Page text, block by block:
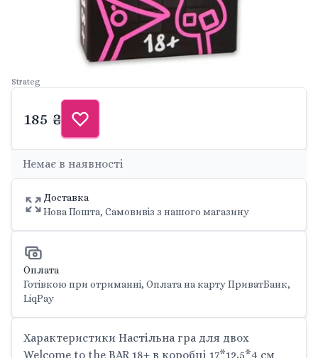
Strateg
185 ₴
Немає в наявності
Доставка
Нова Пошта, Самовивіз з нашого магазину
Оплата
Готівкою при отриманні, Оплата на карту ПриватБанк,
LiqPay
Характеристики Настільна гра для двох
Welcome to the BAR 18+ в коробці 17*12,5*4 см